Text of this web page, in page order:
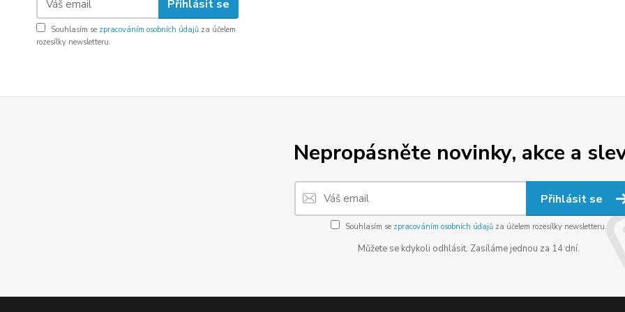
Přihlásit se
Souhlasím se zpracováním osobních údajů za účelem
rozesílky newsletteru.
Nepropásněte novinky, akce a
Přihlásit se
Souhlasím se zpracováním osobních údajů za účelem rozesílky newsletteru.
Můžete se kdykoli odhlásit. Zasíláme jednou za 14 dní.